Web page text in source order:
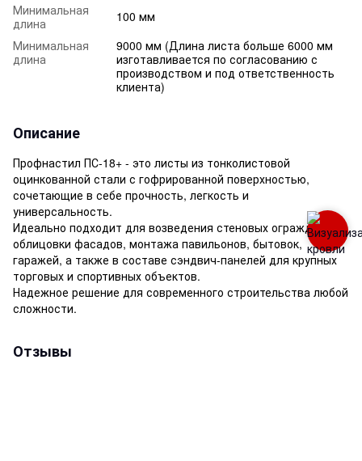
Минимальная
длина
100 мм
Минимальная
длина
9000 мм (Длина листа больше 6000 мм
изготавливается по согласованию с
производством и под ответственность
клиента)
Описание
Профнастил ПС-18+ - это листы из тонколистовой
оцинкованной стали с гофрированной поверхностью,
сочетающие в себе прочность, легкость и
универсальность.
Идеально подходит для возведения стеновых ограждений,
облицовки фасадов, монтажа павильонов, бытовок,
гаражей, а также в составе сэндвич-панелей для крупных
торговых и спортивных объектов.
Надежное решение для современного строительства любой
сложности.
Отзывы